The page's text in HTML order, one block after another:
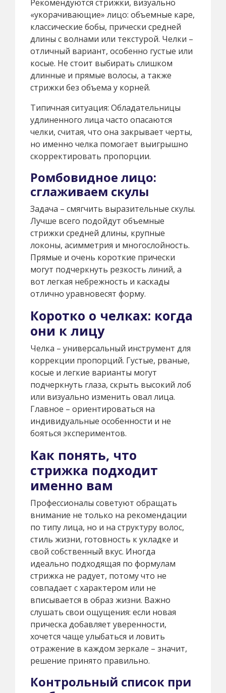
Рекомендуются стрижки, визуально
«укорачивающие» лицо: объемные каре,
классические бобы, прически средней
длины с волнами или текстурой. Челки –
отличный вариант, особенно густые или
косые. Не стоит выбирать слишком
длинные и прямые волосы, а также
стрижки без объема у корней.
Типичная ситуация: Обладательницы
удлиненного лица часто опасаются
челки, считая, что она закрывает черты,
но именно челка помогает выигрышно
скорректировать пропорции.
Ромбовидное лицо:
сглаживаем скулы
Задача – смягчить выразительные скулы.
Лучше всего подойдут объемные
стрижки средней длины, крупные
локоны, асимметрия и многослойность.
Прямые и очень короткие прически
могут подчеркнуть резкость линий, а
вот легкая небрежность и каскады
отлично уравновесят форму.
Коротко о челках: когда
они к лицу
Челка – универсальный инструмент для
коррекции пропорций. Густые, рваные,
косые и легкие варианты могут
подчеркнуть глаза, скрыть высокий лоб
или визуально изменить овал лица.
Главное – ориентироваться на
индивидуальные особенности и не
бояться экспериментов.
Как понять, что
стрижка подходит
именно вам
Профессионалы советуют обращать
внимание не только на рекомендации
по типу лица, но и на структуру волос,
стиль жизни, готовность к укладке и
свой собственный вкус. Иногда
идеально подходящая по формулам
стрижка не радует, потому что не
совпадает с характером или не
вписывается в образ жизни. Важно
слушать свои ощущения: если новая
прическа добавляет уверенности,
хочется чаще улыбаться и ловить
отражение в каждом зеркале – значит,
решение принято правильно.
Контрольный список при